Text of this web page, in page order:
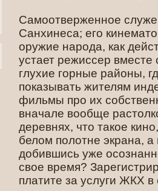
Самоотверженное
Санхинеса; его
оружие народа, как
устает режиссер
глухие горные районы,
показывать жителям
фильмы про их
вначале вообще
деревнях, что такое
белом полотне экрана, а
добившись уже
свое время?
платите за услуги ЖКХ